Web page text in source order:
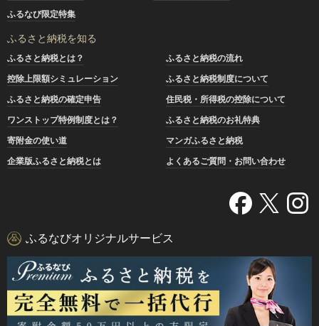
ふるなび限定特集
ふるさと納税を知る
ふるさと納税とは？
ふるさと納税の流れ
控除上限額シミュレーション
ふるさと納税制度について
ふるさと納税の確定申告
住民税・所得税の控除について
ワンストップ特例制度とは？
ふるさと納税のお礼特典
寄附金の使い道
マンガふるさと納税
企業版ふるさと納税とは
よくあるご質問・お問い合わせ
ふるなびオリジナルサービス